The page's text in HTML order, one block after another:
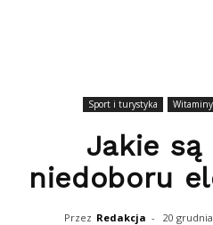
Sport i turystyka
Jakie
niedoboru
Przez Redakcja - 20